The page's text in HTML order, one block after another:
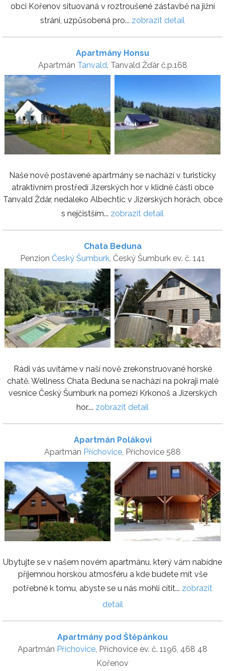
obci Kořenov situovaná v roztroušené zástavbě na jižní
stráni, uzpůsobená pro... zobrazit detail
Apartmány Honsu
Apartmán Tanvald, Tanvald Žďár č.p.168
Naše nově postavené apartmány se nachází v turisticky
atraktivním prostředí Jizerských hor v klidné části obce
Tanvald Ždár, nedaleko Albechtic v Jizerských horách, obce
s nejčistším... zobrazit detail
Chata Beduna
Penzion Český Šumburk, Český Šumburk ev. č. 141
Rádi vás uvítáme v naší nově zrekonstruované horské
chatě. Wellness Chata Beduna se nachází na pokraji malé
vesnice Český Šumburk na pomezí Krkonoš a Jizerských
hor.... zobrazit detail
Apartmán Polákovi
Apartmán Příchovice , Příchovice 588
Ubytujte se v našem novém apartmánu, který vám nabídne
příjemnou horskou atmosféru a kde budete mít vše
potřebné k tomu, abyste se u nás mohli cítit... zobrazit
detail
Apartmány pod Štěpánkou
Apartmán Příchovice, Příchovice ev. č. 1196, 468 48
Kořenov